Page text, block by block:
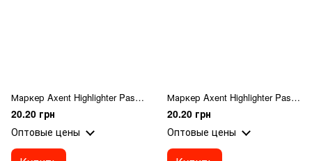
Маркер Axent Highlighter Pastel 2533-09-A, 2-4 мм, клиновидный, бирюзовый
20.20 грн
Оптовые цены
Маркер Axent Highlighter Pastel 2533-10-A, 2-4 мм, клиновидный, розовый
20.20 грн
Оптовые цены